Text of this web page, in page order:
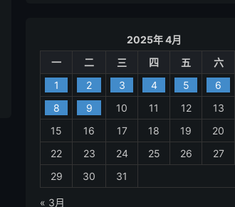
2025年 4月
一
二 三 四 五 六
1
2 3 4 5 6
8
9 10 11 12 13
15
16 17 18 19 20
22
23 24 25 26 27
29
30 31
« 3月